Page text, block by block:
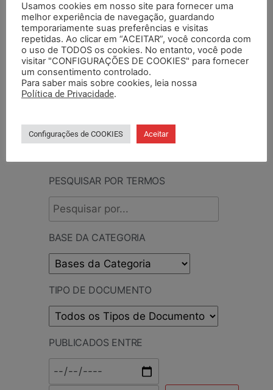
LEIA COMPLETO »
29/11/2024
PESQUISAR
PESQUISAR DOCUMENTO
PESQUISAR POR TERMOS
BASE DA CATEGORIA
TIPO DE DOCUMENTO
PUBLICADOS ENTRE
Usamos cookies em nosso site para fornecer uma
melhor experiência de navegação, guardando
temporariamente suas preferências e visitas
repetidas. Ao clicar em “ACEITAR”, você concorda com
o uso de TODOS os cookies. No entanto, você pode
visitar "CONFIGURAÇÕES DE COOKIES" para fornecer
um consentimento controlado.
Para saber mais sobre cookies, leia nossa
Política de Privacidade.
Configurações de COOKIES Aceitar